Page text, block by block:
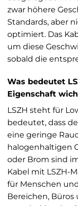
zwar höhere
Standards, aber
optimiert. Das
um diese
sobald die
Was bedeutet
Eigenschaft
LSZH steht für
bedeutet, dass
eine geringe
halogenhaltigen
oder Brom sind
Kabel mit LSZH-
für Menschen
Bereichen, Büros